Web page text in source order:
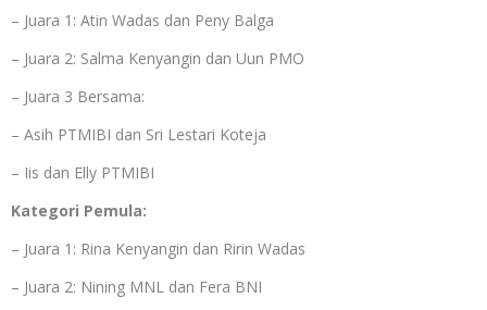
– Juara 1: Atin Wadas dan Peny Balga
– Juara 2: Salma Kenyangin dan Uun PMO
– Juara 3 Bersama:
– Asih PTMIBI dan Sri Lestari Koteja
– Iis dan Elly PTMIBI
Kategori Pemula:
– Juara 1: Rina Kenyangin dan Ririn Wadas
– Juara 2: Nining MNL dan Fera BNI